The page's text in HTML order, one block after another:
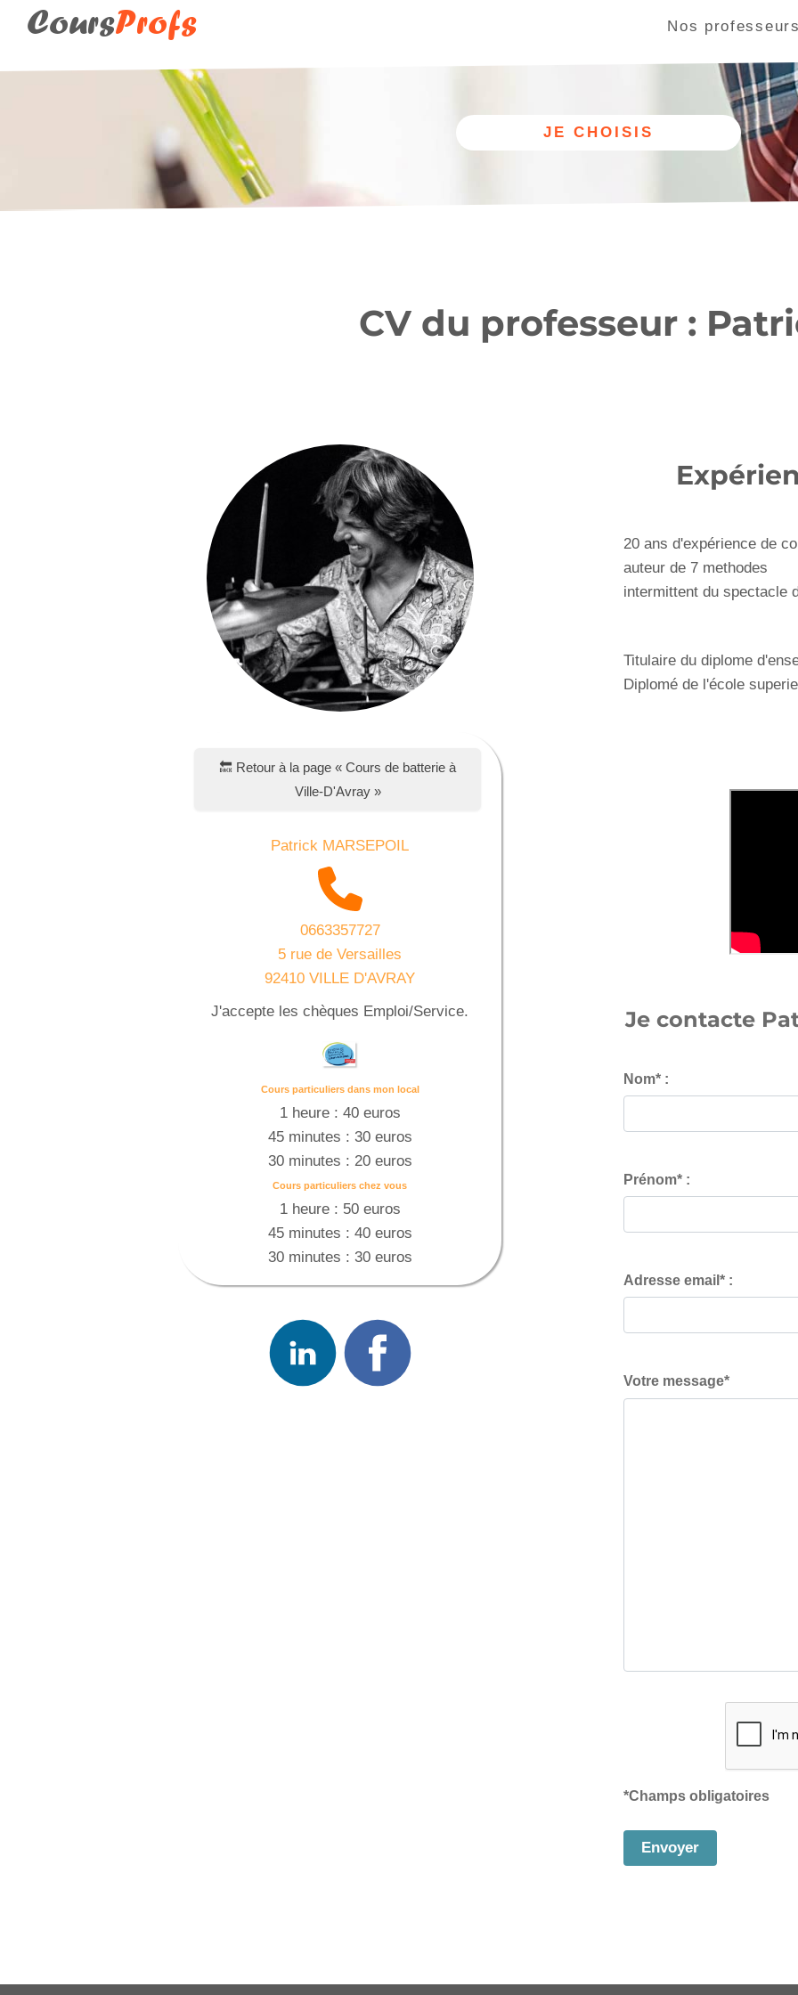
CoursProfs Nos
CV du professeur :
🔙 Retour à la page « Cours de batterie à
Ville-D'Avray »
Patrick MARSEPOIL
0663357727
5 rue de Versailles
92410 VILLE D'AVRAY
J'accepte les chèques Emploi/Service.
Cours particuliers dans mon local
1 heure : 40 euros
45 minutes : 30 euros
30 minutes : 20 euros
Cours particuliers chez vous
1 heure : 50 euros
45 minutes : 40 euros
30 minutes : 30 euros
20 ans d'expérience de
auteur de 7 methodes
intermittent du spectacle
Titulaire du diplome
Diplomé de l'école
Je contacte
Nom* :
Prénom* :
Adresse email* :
Votre message*
*Champs obligatoires